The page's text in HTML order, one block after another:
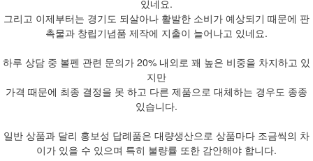
있네요.
그리고 이제부터는 경기도 되살아나 활발한 소비가 예상되기 때문에 판
촉물과 창립기념품 제작에 지출이 늘어나고 있네요.
하루 상담 중 볼펜 관련 문의가 20% 내외로 꽤 높은 비중을 차지하고 있
지만
가격 때문에 최종 결정을 못 하고 다른 제품으로 대체하는 경우도 종종
있습니다.
일반 상품과 달리 홍보성 답례품은 대량생산으로 상품마다 조금씩의 차
이가 있을 수 있으며 특히 불량률 또한 감안해야 합니다.